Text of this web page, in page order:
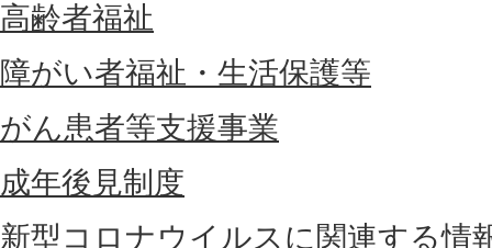
高齢者福祉
障がい者福祉・生活保護等
がん患者等支援事業
成年後見制度
新型コロナウイルスに関連する情